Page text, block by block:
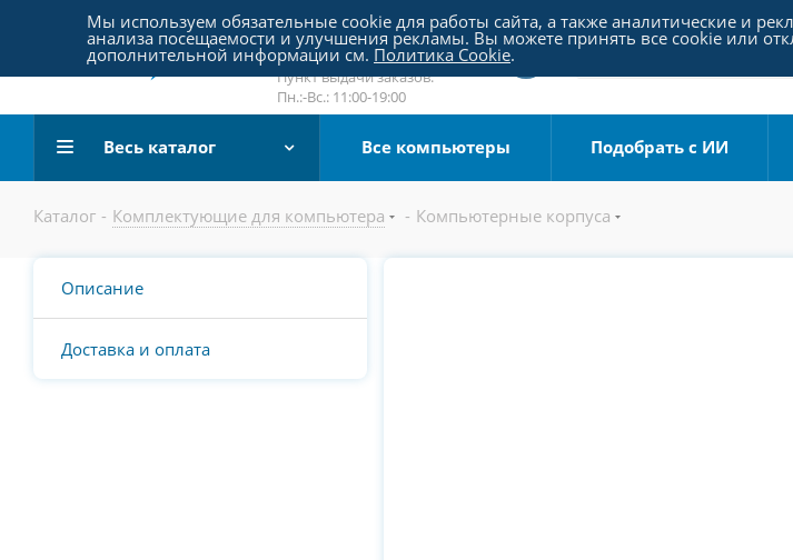
Пятницкое шоссе 18, пав. 267
email:sale@pc-arena.ru
Пн.:-Вс.: 10:00-20:00
Пункт выдачи заказов:
Пн.:-Вс.: 11:00-19:00
Весь каталог Все компьютеры Подобрать с ИИ
Каталог - Комплектующие для компьютера - Компьютерные корпуса
Описание
Доставка и оплата
Мы используем обязательные cookie для работы сайта, а также аналитические и
анализа посещаемости и улучшения рекламы. Вы можете принять все cookie или
дополнительной информации см. Политика Cookie.